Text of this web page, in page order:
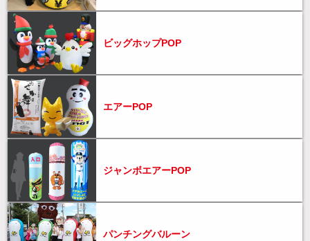
ビッグホップPOP
エアーPOP
ジャンボエアーPOP
パンチングバルーン